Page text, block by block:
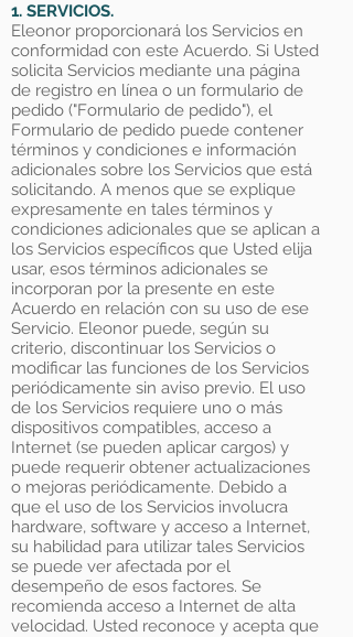
1. SERVICIOS.
Eleonor proporcionará los Servicios en
conformidad con este Acuerdo. Si Usted
solicita Servicios mediante una página
de registro en línea o un formulario de
pedido ("Formulario de pedido"), el
Formulario de pedido puede contener
términos y condiciones e información
adicionales sobre los Servicios que está
solicitando. A menos que se explique
expresamente en tales términos y
condiciones adicionales que se aplican a
los Servicios específicos que Usted elija
usar, esos términos adicionales se
incorporan por la presente en este
Acuerdo en relación con su uso de ese
Servicio. Eleonor puede, según su
criterio, discontinuar los Servicios o
modificar las funciones de los Servicios
periódicamente sin aviso previo. El uso
de los Servicios requiere uno o más
dispositivos compatibles, acceso a
Internet (se pueden aplicar cargos) y
puede requerir obtener actualizaciones
o mejoras periódicamente. Debido a
que el uso de los Servicios involucra
hardware, software y acceso a Internet,
su habilidad para utilizar tales Servicios
se puede ver afectada por el
desempeño de esos factores. Se
recomienda acceso a Internet de alta
velocidad. Usted reconoce y acepta que